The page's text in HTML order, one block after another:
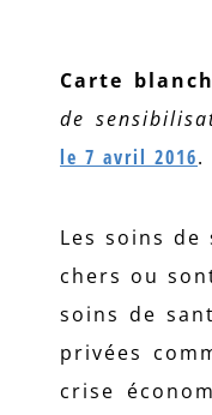
Carte
de
le 7 avril 2016.
Les soins
chers ou
soins de
privées
crise